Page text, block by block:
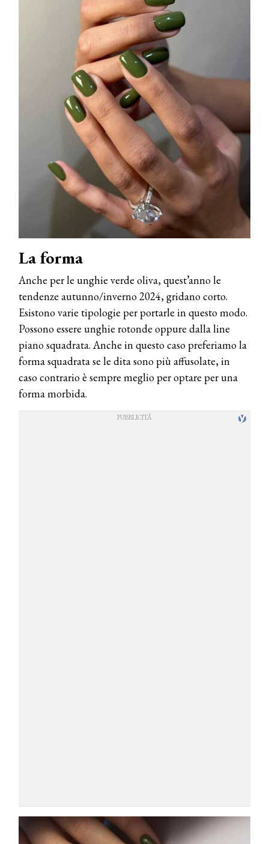
La forma
Anche per le unghie verde oliva, quest’anno le
tendenze autunno/inverno 2024, gridano corto.
Esistono varie tipologie per portarle in questo modo.
Possono essere unghie rotonde oppure dalla line
piano squadrata. Anche in questo caso preferiamo la
forma squadrata se le dita sono più affusolate, in
caso contrario è sempre meglio per optare per una
forma morbida.